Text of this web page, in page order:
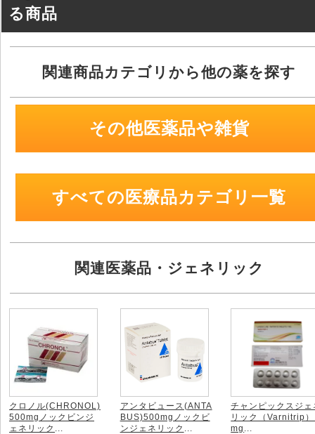
る商品
関連商品カテゴリから他の薬を探す
その他医薬品や雑貨
すべての医療品カテゴリ一覧
関連医薬品・ジェネリック
クロノル(CHRONOL)
500mgノックビンジ
ェネリック
アンタビュース(ANTA
BUS)500mgノックビ
ンジェネリック
チャンピックスジェ
リック（Varnitrip
mg